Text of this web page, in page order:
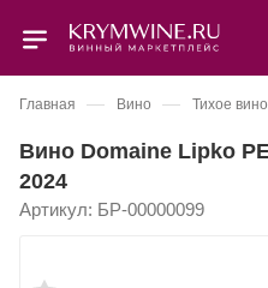
Главная — Вино — Тихое вино
Вино Domaine Lipko
2024
Артикул: БР-00000099